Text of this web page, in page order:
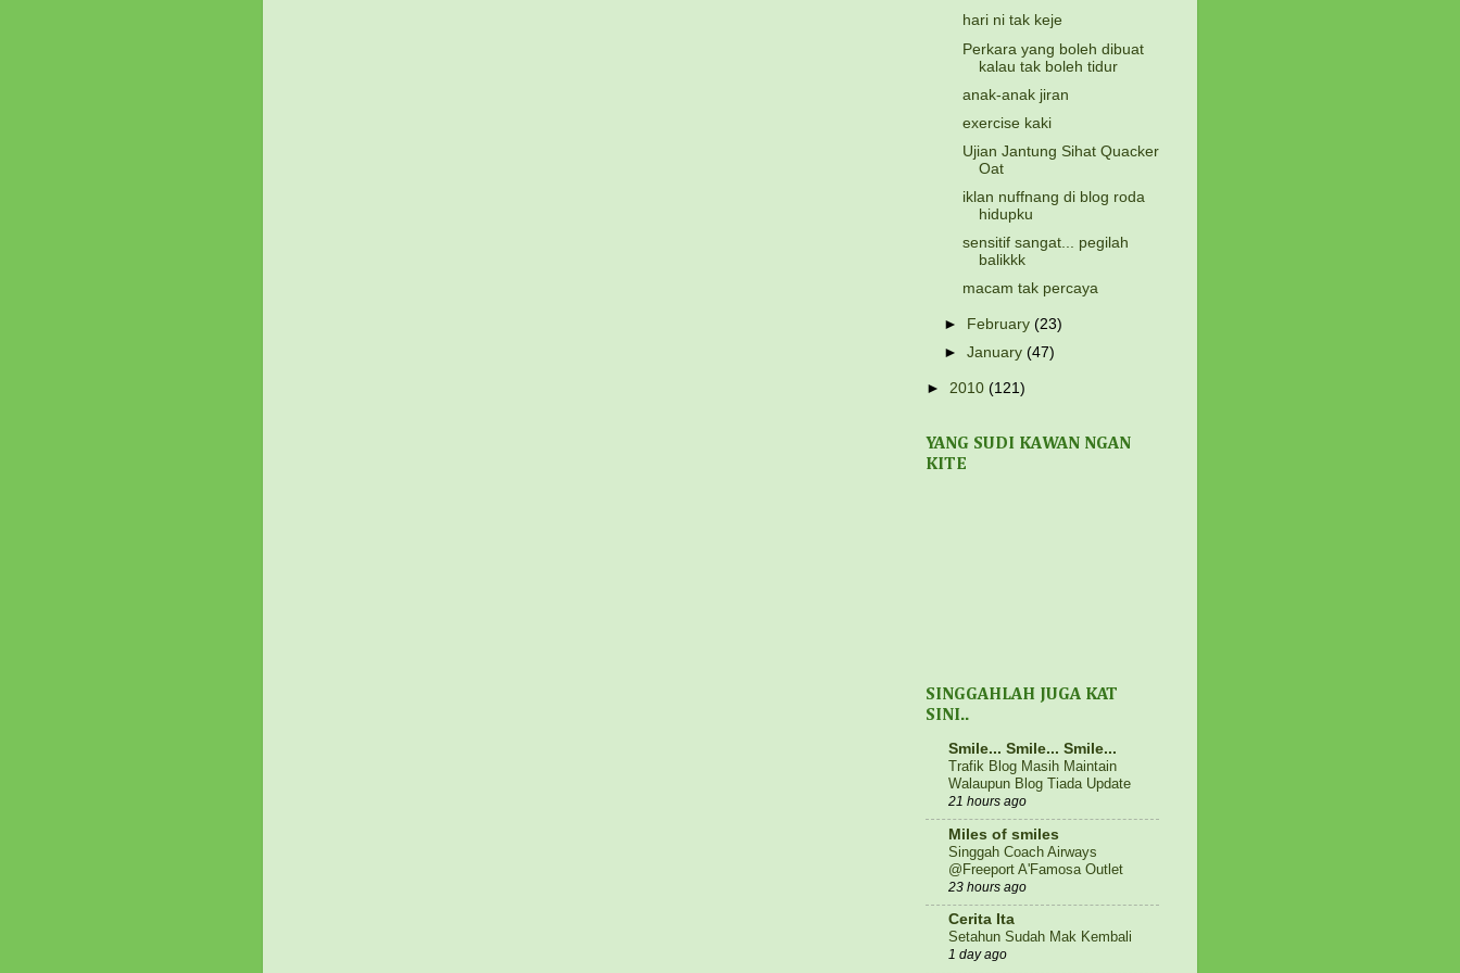
hari ni tak keje
Perkara yang boleh dibuat
kalau tak boleh tidur
anak-anak jiran
exercise kaki
Ujian Jantung Sihat Quacker
Oat
iklan nuffnang di blog roda
hidupku
sensitif sangat... pegilah
balikkk
macam tak percaya
► February(23)
►January(47)
► 2010 (121)
YANG SUDI KAWAN NGAN
KITE
SINGGAHLAH JUGA KAT
SINI..
Smile... Smile... Smile...
Trafik Blog Masih Maintain
Walaupun Blog Tiada Update
21 hours ago
Miles of smiles
Singgah Coach Airways
@Freeport A'Famosa Outlet
23 hours ago
Cerita Ita
Setahun Sudah Mak Kembali
1 day ago